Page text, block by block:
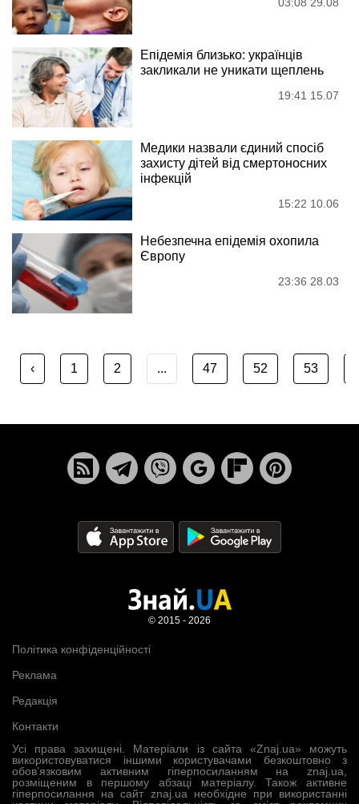
Епідемія близько: українців
закликали не уникати щеплень
19:41 15.07
Медики назвали єдиний спосіб
захисту дітей від смертоносних
інфекцій
15:22 10.06
Небезпечна епідемія охопила
Європу
23:36 28.03
‹ 1 2 ... 47 52 53
Усі права захищені. Матеріали із сайта «Znaj.ua» можуть
використовуватися іншими користувачами безкоштовно з
обов’язковим активним гіперпосиланням на znaj.ua,
розміщеним в першому абзаці матеріалу. Також активне
гіперпосилання на сайт znaj.ua необхідне при використанні
Політика конфіденційності
Реклама
Редакція
Контакти
© 2015 - 2026